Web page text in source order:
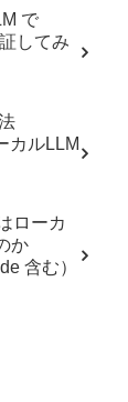
で
してみ
カルLLM
ローカ
か
含む）